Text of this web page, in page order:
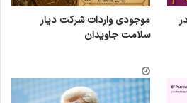
موجودی واردات شرکت دیار
سلامت جاویدان